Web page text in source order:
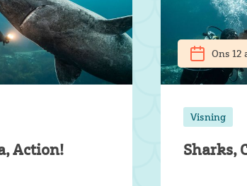
Action!
Ons 12
Visning
Sharks,